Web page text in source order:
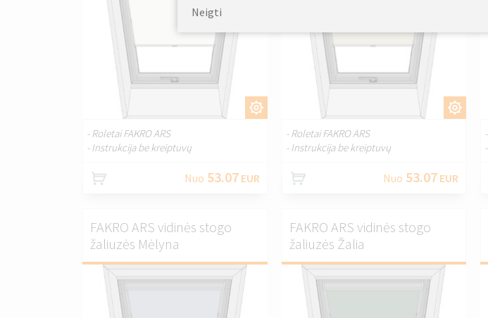
- Roletai FAKRO ARS
- Instrukcija be kreiptuvų
Nuo 53.07EUR
- Roletai FAKRO ARS
- Instrukcija be kreiptuvų
Nuo 53.07 EUR
FAKRO ARS vidinės stogo
žaliuzės Mėlyna
FAKRO ARS vidinės stogo
žaliuzės Žalia
Neigti